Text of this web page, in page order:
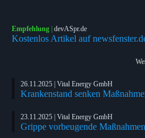
Empfehlung devASpr.de
Kostenlos Artikel auf
26.11.2025 | Vital Energy GmbH
Krankenstand senken
23.11.2025 | Vital Energy GmbH
Grippe vorbeugende Maßnahmen